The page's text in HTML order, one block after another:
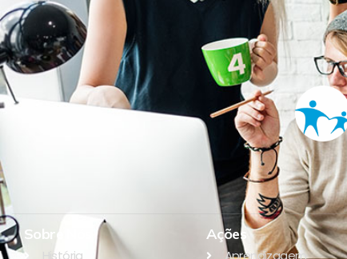
Sobre Nós Ações